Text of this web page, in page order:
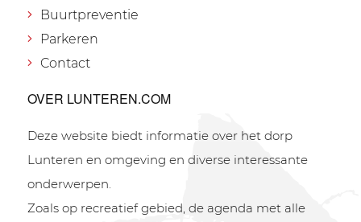
Buurtpreventie
Parkeren
Contact
OVER LUNTEREN.COM
Deze website biedt informatie over het dorp
Lunteren en omgeving en diverse interessante
onderwerpen.
Zoals op recreatief gebied, de agenda met alle